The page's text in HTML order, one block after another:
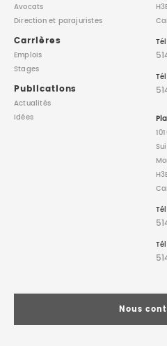
Avocats
Directionet parajuristes
Carrières
Emplois
Stages
Publications
Actualités
Idées
Nous